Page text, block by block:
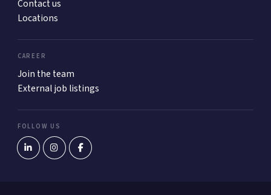
Contact us
Locations
CAREER
Join the team
External job listings
FOLLOW US